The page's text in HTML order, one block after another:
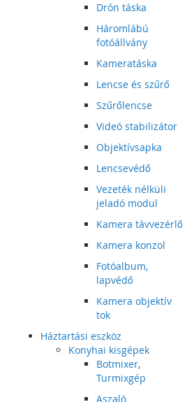
Drón táska
Háromlábú
fotóállvány
Kameratáska
Lencse és szűrő
Szűrőlencse
Videó stabilizátor
Objektívsapka
Lencsevédő
Vezeték nélküli
jeladó modul
Kamera távvezérlő
Kamera konzol
Fotóalbum,
lapvédő
Kamera objektív
tok
Háztartási eszköz
Konyhai kisgépek
Botmixer,
Turmixgép
Aszaló